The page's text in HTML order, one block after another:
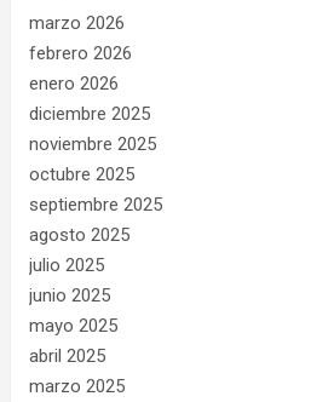
marzo 2026
febrero 2026
enero 2026
diciembre 2025
noviembre 2025
octubre 2025
septiembre 2025
agosto 2025
julio 2025
junio 2025
mayo 2025
abril 2025
marzo 2025